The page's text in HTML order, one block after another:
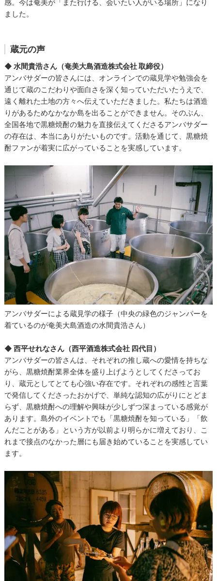
感。今は奄美が「また行ける、会いたい人がいる場所」になり
ました。
蔵元の声
◆ 水間貴浩さん（奄美大島酒造株式会社 取締役）
アンバサダーの皆さんには、オンラインでの蔵見学や勉強会を
通じて蔵のこだわりや面白さを深く知っていただいたうえで、
遠く離れた土地の方々へ伝えていただきました。私たちは酒造
りがあるためなかなか島を出ることができません。そのぶん、
全国各地で黒糖焼酎の魅力を直接伝えてくださるアンバサダー
の存在は、本当にありがたいものです。活動を通じて、黒糖焼
酎ファンが着実に広がっていることを実感しています。
アンバサダーによる蔵見学の様子（中央の緑色のジャンパーを
着ているのが奄美大島酒造の水間貴浩さん）
◆ 西平せれなさん（西平酒造株式会社 四代目）
アンバサダーの皆さんは、それぞれの推し蔵への愛情を持ちな
がら、黒糖焼酎業界全体を盛り上げようとしてくださってお
り、蔵元としてとても心強い存在です。それぞれの感性と言葉
で発信してくださったおかげで、単純な認知の広がりにとどま
らず、黒糖焼酎への理解や興味が少しずつ深まっている感覚が
あります。島外のイベントでも「黒糖焼酎を知っている」「飲
んだことがある」という方が以前より明らかに増えており、こ
れまで接点のなかった層にも届き始めていることを実感してい
ます。